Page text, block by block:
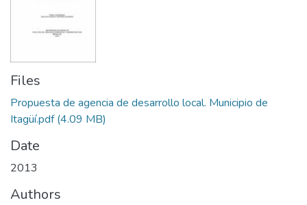
Files
Propuesta de agencia de desarrollo local. Municipio de
Itagüí.pdf(4.09 MB)
Date
2013
Authors